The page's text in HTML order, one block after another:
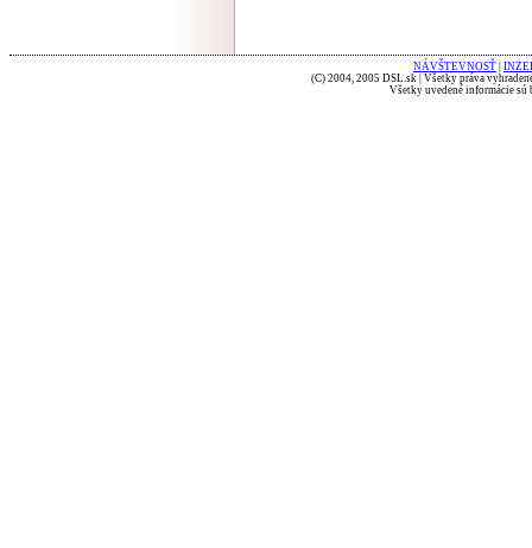
NÁVŠTEVNOSŤ
(C) 2004, 2005 DSL.sk | Všetky práva
Všetky uvedené informácie sú